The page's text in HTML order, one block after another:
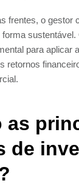
frentes, o gestor
sustentável.
para aplicar
retornos
as
de